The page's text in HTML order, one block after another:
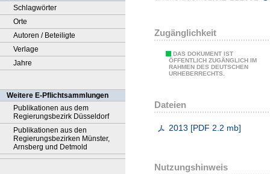
Schlagwörter
Orte
Autoren / Beteiligte
Verlage
Jahre
Weitere E-Pflichtsammlungen
Publikationen aus dem
Regierungsbezirk Düsseldorf
Publikationen aus den
Regierungsbezirken Münster,
Arnsberg und Detmold
Zugänglichkeit
DAS DOKUMENT IST
ÖFFENTLICH ZUGÄNGLICH IM
RAHMEN DES DEUTSCHEN
URHEBERRECHTS.
Dateien
2013 [PDF 2.2 mb]
Nutzungshinweis